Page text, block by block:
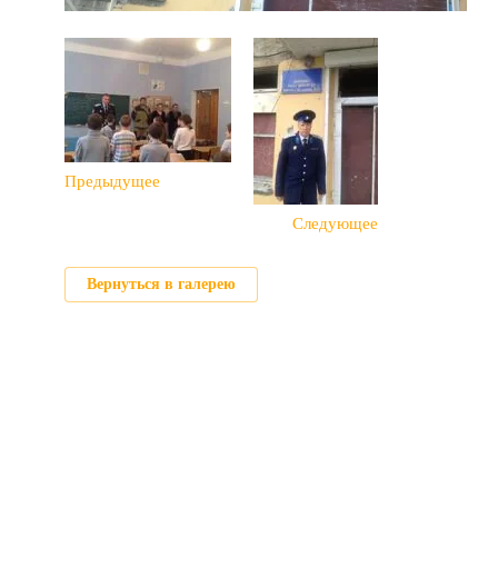
Предыдущее
Следующее
Вернуться в галерею